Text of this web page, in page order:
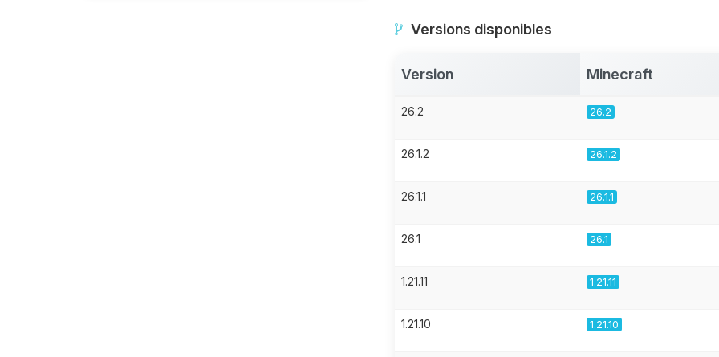
Versions disponibles
Version Minecraft
26.2 26.2
26.1.2 26.1.2
26.1.1 26.1.1
26.1 26.1
1.21.11 1.21.11
1.21.10 1.21.10